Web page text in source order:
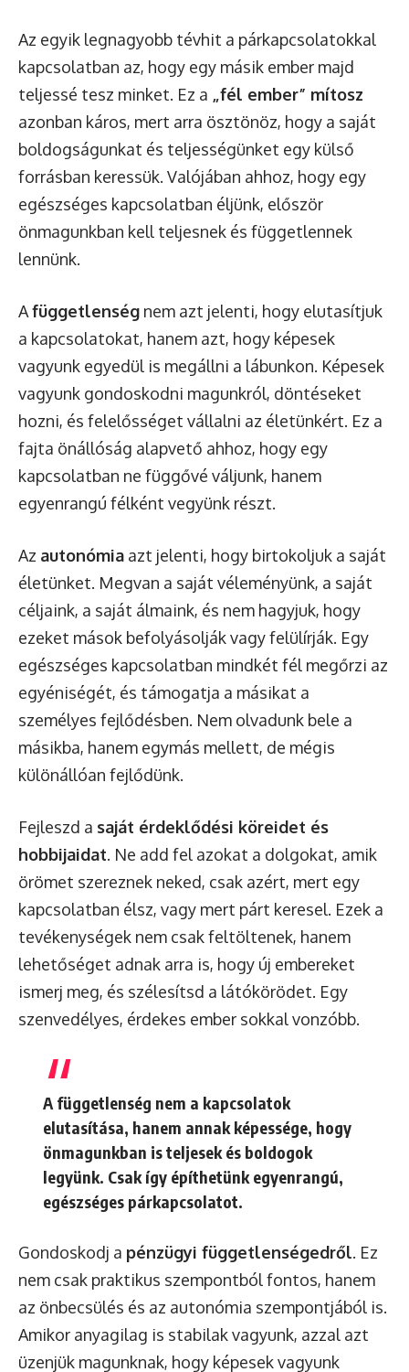
Az egyik legnagyobb tévhit a párkapcsolatokkal
kapcsolatban az, hogy egy másik ember majd
teljessé tesz minket. Ez a „fél ember” mítosz
azonban káros, mert arra ösztönöz, hogy a saját
boldogságunkat és teljességünket egy külső
forrásban keressük. Valójában ahhoz, hogy egy
egészséges kapcsolatban éljünk, először
önmagunkban kell teljesnek és függetlennek
lennünk.
Afüggetlenség nem azt jelenti, hogy elutasítjuk
a kapcsolatokat, hanem azt, hogy képesek
vagyunk egyedül is megállni a lábunkon. Képesek
vagyunk gondoskodni magunkról, döntéseket
hozni, és felelősséget vállalni az életünkért. Ez a
fajta önállóság alapvető ahhoz, hogy egy
kapcsolatban ne függővé váljunk, hanem
egyenrangú félként vegyünk részt.
Az autonómia azt jelenti, hogy birtokoljuk a saját
életünket. Megvan a saját véleményünk, a saját
céljaink, a saját álmaink, és nem hagyjuk, hogy
ezeket mások befolyásolják vagy felülírják. Egy
egészséges kapcsolatban mindkét fél megőrzi az
egyéniségét, és támogatja a másikat a
személyes fejlődésben. Nem olvadunk bele a
másikba, hanem egymás mellett, de mégis
különállóan fejlődünk.
Fejleszd a saját érdeklődési köreidet és
hobbijaidat. Ne add fel azokat a dolgokat, amik
örömet szereznek neked, csak azért, mert egy
kapcsolatban élsz, vagy mert párt keresel. Ezek a
tevékenységek nem csak feltöltenek, hanem
lehetőséget adnak arra is, hogy új embereket
ismerj meg, és szélesítsd a látókörödet. Egy
szenvedélyes, érdekes ember sokkal vonzóbb.
A függetlenség nem a kapcsolatok
elutasítása, hanem annak képessége, hogy
önmagunkban is teljesek és boldogok
legyünk. Csak így építhetünk egyenrangú,
egészséges párkapcsolatot.
Gondoskodj a pénzügyi függetlenségedről. Ez
nem csak praktikus szempontból fontos, hanem
az önbecsülés és az autonómia szempontjából is.
Amikor anyagilag is stabilak vagyunk, azzal azt
üzenjük magunknak, hogy képesek vagyunk